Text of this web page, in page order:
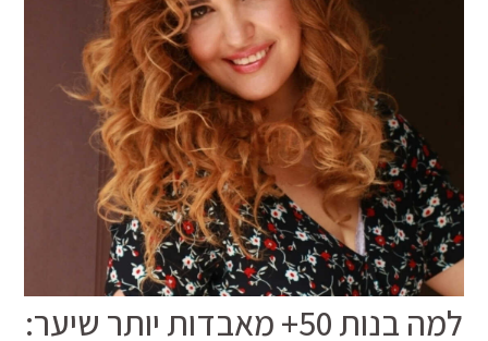
למה בנות 50+ מאבדות יותר שיער: